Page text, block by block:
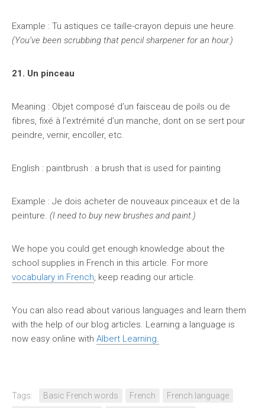
Example : Tu astiques ce taille-crayon depuis une heure.
(You’ve been scrubbing that pencil sharpener for an hour.)
21. Un pinceau
Meaning : Objet composé d’un faisceau de poils ou de
fibres, fixé à l’extrémité d’un manche, dont on se sert pour
peindre, vernir, encoller, etc.
English : paintbrush : a brush that is used for painting
Example : Je dois acheter de nouveaux pinceaux et de la
peinture. (I need to buy new brushes and paint.)
We hope you could get enough knowledge about the
school supplies in French in this article. For more
vocabulary in French, keep reading our article.
You can also read about various languages and learn them
with the help of our blog articles. Learning a language is
now easy online with Albert Learning.
Tags: Basic French words French
French language